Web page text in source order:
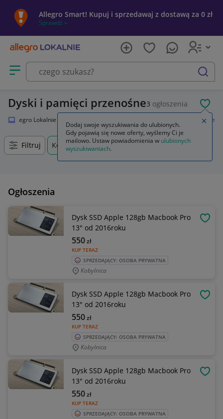
Allegro Smart! Kupuj i sprzedawaj z dostawą za 0 zł
Sprawdź »
Otwórz menu z kategoriami
szukaj
Dyski i pamięci przenośne3 ogłoszenia
Allegro Lokalnie Dyski i pamięci przenośne
Filtruj Kobylnica, Wielkopolskie, +0 km
Ogłoszenia
Dysk SSD Apple 128gb Macbook Pro
13" od 2016roku
KUP TERAZ
550zł
SPRZEDAJĄCY: OSOBA PRYWATNA
Kobylnica
Dysk SSD Apple 128gb Macbook Pro
13" od 2016roku
KUP TERAZ
550zł
SPRZEDAJĄCY: OSOBA PRYWATNA
Kobylnica
Dysk SSD Apple 128gb Macbook Pro
13" od 2016roku
KUP TERAZ
550zł
SPRZEDAJĄCY: OSOBA PRYWATNA
Dodaj swoje wyszukiwania do ulubionych.
Gdy pojawią się nowe oferty, wyślemy Ci je
mailowo. Ustaw powiadomienia w ulubionych
wyszukiwaniach.